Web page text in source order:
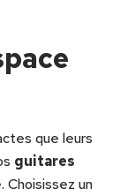
que leurs
guitares
Choisissez un